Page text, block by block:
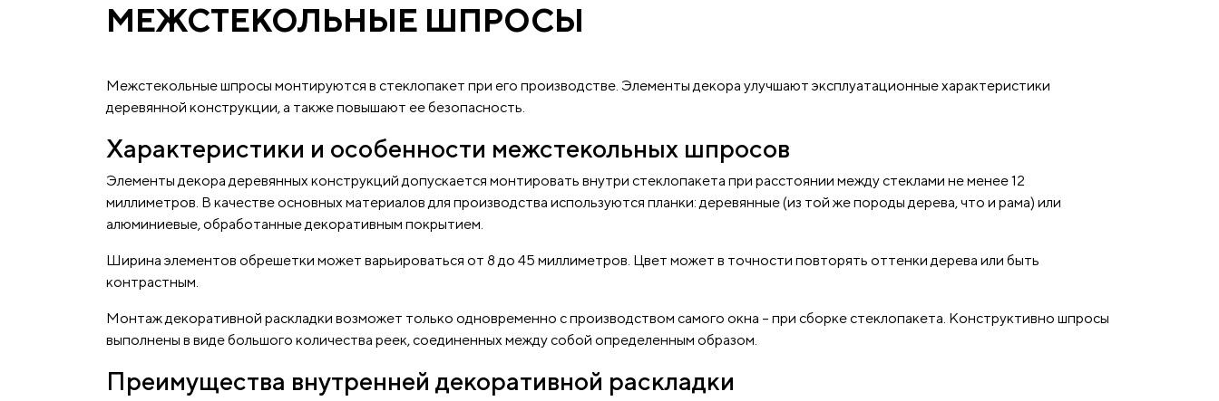
МЕЖСТЕКОЛЬНЫЕ ШПРОСЫ
Межстекольные шпросы монтируются в стеклопакет при его производстве. Элементы декора улучшают эксплуатационные характеристики
деревянной конструкции, а также повышают ее безопасность.
Характеристики и особенности межстекольных шпросов
Элементы декора деревянных конструкций допускается монтировать внутри стеклопакета при расстоянии между стеклами не менее 12
миллиметров. В качестве основных материалов для производства используются планки: деревянные (из той же породы дерева, что и рама) или
алюминиевые, обработанные декоративным покрытием.
Ширина элементов обрешетки может варьироваться от 8 до 45 миллиметров. Цвет может в точности повторять оттенки дерева или быть
контрастным.
Монтаж декоративной раскладки возможет только одновременно с производством самого окна – при сборке стеклопакета. Конструктивно шпросы
выполнены в виде большого количества реек, соединенных между собой определенным образом.
Преимущества внутренней декоративной раскладки